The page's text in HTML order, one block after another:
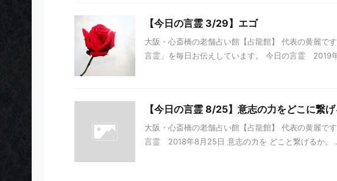
【今日の言霊 3/29】エゴ
大阪・心斎橋の老舗占い館【占龍館】 代表の黄麗
言霊」を毎日お伝えしています。 今日の言霊 2019
【今日の言霊 8/25】意志の力をどこに繋げ
大阪・心斎橋の老舗占い館【占龍館】 代表の黄麗
言霊 2018年8月25日 意志の力を どこと繋げるか。